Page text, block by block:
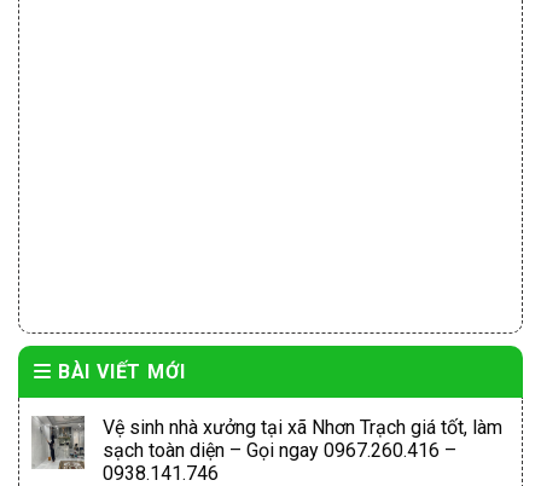
BÀI VIẾT MỚI
Vệ sinh nhà xưởng tại xã Nhơn Trạch giá tốt, làm
sạch toàn diện – Gọi ngay 0967.260.416 –
0938.141.746